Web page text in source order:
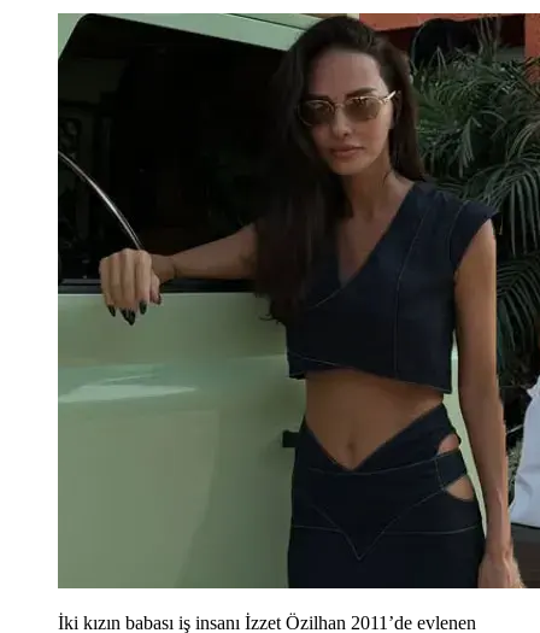
İki kızın babası iş insanı İzzet Özilhan 2011’de evlenen